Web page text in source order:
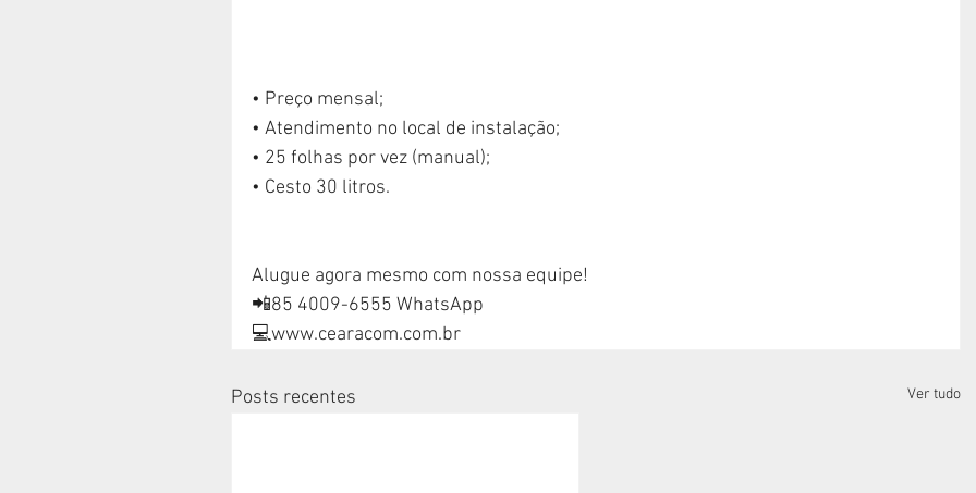
• Preço mensal;
• Atendimento no local de instalação;
• 25 folhas por vez (manual);
• Cesto 30 litros.
Alugue agora mesmo com nossa equipe!
📲85 4009-6555 WhatsApp
💻www.cearacom.com.br
Posts recentes Ver tudo